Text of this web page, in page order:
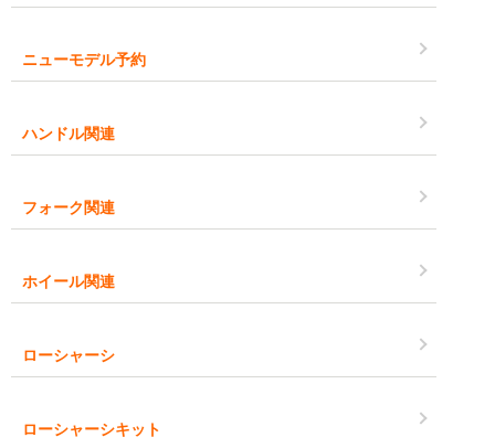
ニューモデル予約
ハンドル関連
フォーク関連
ホイール関連
ローシャーシ
ローシャーシキット